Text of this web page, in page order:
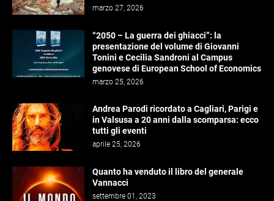
marzo 27, 2026
“2050 – La guerra dei ghiacci”: la
presentazione del volume di Giovanni
Tonini e Cecilia Sandroni al Campus
genovese di European School of Economics
marzo 25, 2026
Andrea Parodi ricordato a Cagliari, Parigi e
in Valsusa a 20 anni dalla scomparsa: ecco
tutti gli eventi
aprile 25, 2026
Quanto ha venduto il libro del generale
Vannacci
settembre 01, 2023